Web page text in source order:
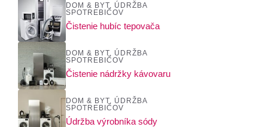
DOM & BYT, ÚDRŽBA
SPOTREBIČOV
Čistenie hubíc tepovača
DOM & BYT, ÚDRŽBA
SPOTREBIČOV
Čistenie nádržky kávovaru
DOM & BYT, ÚDRŽBA
SPOTREBIČOV
Údržba výrobníka sódy